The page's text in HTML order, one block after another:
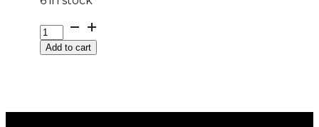
195/70R15C
M+S
AGILIS-
Add to cart